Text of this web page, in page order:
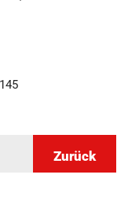
Zurück